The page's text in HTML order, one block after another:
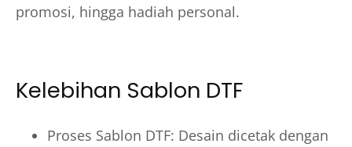
promosi, hingga hadiah personal.
Kelebihan Sablon DTF
Proses Sablon DTF: Desain dicetak dengan